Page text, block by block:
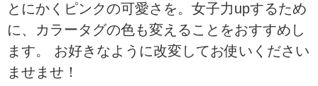
とにかくピンクの可愛さを。女子力upするため
に、カラータグの色も変えることをおすすめし
ます。 お好きなように改変してお使いください
ませませ！